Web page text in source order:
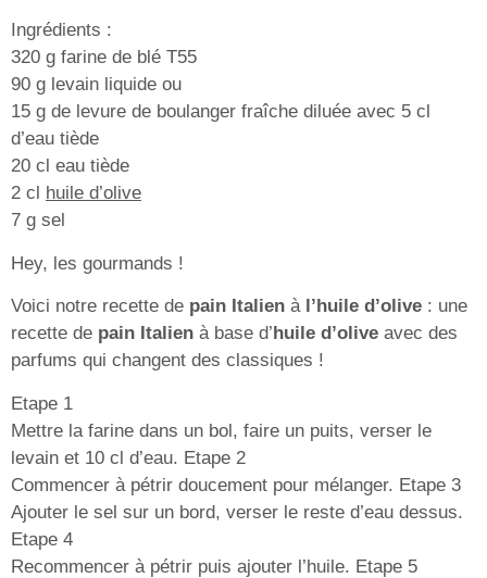
Ingrédients :
320 g farine de blé T55
90 g levain liquide ou
15 g de levure de boulanger fraîche diluée avec 5 cl
d’eau tiède
20 cl eau tiède
2 cl
huile d’olive
7 g sel
Hey, les gourmands !
Voici notre recette de pain Italien à l’huile d’olive : une
recette de pain Italien à base d’ huile d’olive avec des
parfums qui changent des classiques !
Etape 1
Mettre la farine dans un bol, faire un puits, verser le
levain et 10 cl d’eau. Etape 2
Commencer à pétrir doucement pour mélanger. Etape 3
Ajouter le sel sur un bord, verser le reste d’eau dessus.
Etape 4
Recommencer à pétrir puis ajouter l’huile. Etape 5